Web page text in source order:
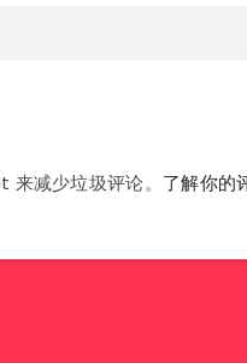
减少垃圾评论。 了解你的